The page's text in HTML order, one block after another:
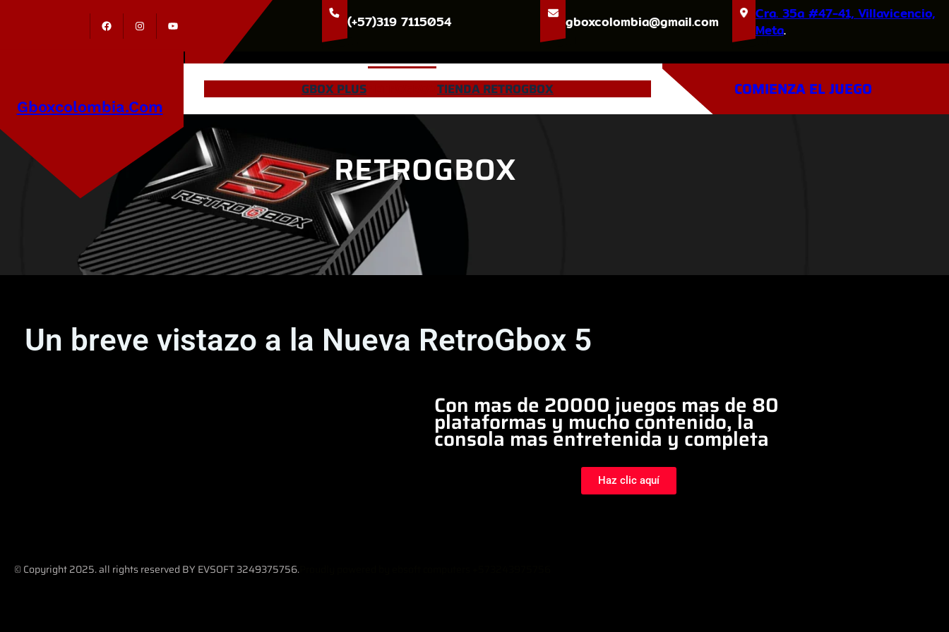
(+57)319 7115054 gboxcolombia@gmail.com
Cra. 35a #47-41, Villavicencio,
Meta.
Gboxcolombia.com
GBOX PLUS TIENDA RETROGBOX COMIENZA EL JUEGO
RETROGBOX
Un breve vistazo a la Nueva RetroGbox 5
Con mas de 20000 juegos mas de 80
plataformas y mucho contenido, la
consola mas entretenida y completa
Haz clic aquí
© Copyright 2025. all rights reserved BY EVSOFT 3249375756.